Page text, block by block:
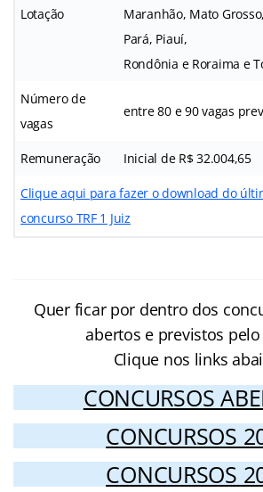
Lotação
Maranhão, Mato
Pará, Piauí,
Rondônia e Roraima e
Número de
vagas
entre 80 e 90 vagas
Remuneração Inicial de R$ 32.004,65
Clique aqui para fazer o download do
concurso TRF 1 Juiz
Quer ficar por dentro dos
abertos e previstos pelo
Clique nos links
CONCURSOS
CONCURSOS
CONCURSOS